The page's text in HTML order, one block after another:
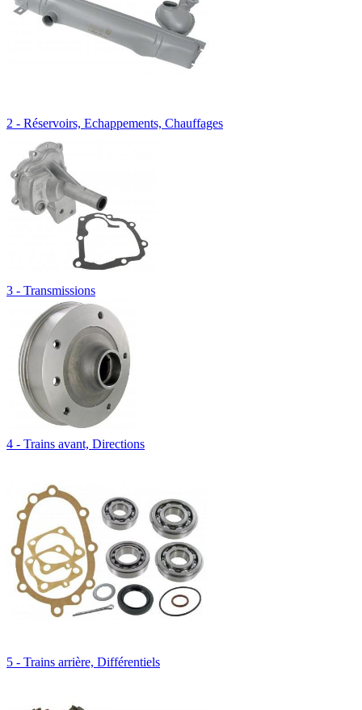
2 - Réservoirs, Echappements, Chauffages
3 - Transmissions
4 - Trains avant, Directions
5 - Trains arrière, Différentiels